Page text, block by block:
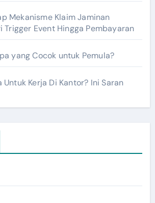
Mekanisme Klaim Jaminan
Trigger Event Hingga Pembayaran
yang Cocok untuk Pemula?
Kerja Di Kantor? Ini Saran